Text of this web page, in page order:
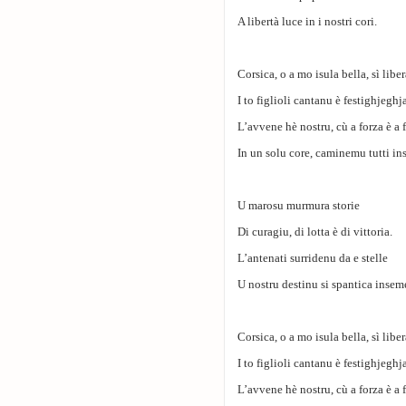
A libertà luce in i nostri cori.
Corsica, o a mo isula bella, sì
I to figlioli cantanu è
L’avvene hè nostru, cù a forza è a
In un solu core, caminemu tutti
U marosu murmura storie
Di curagiu, di lotta è di vittoria.
L’antenati surridenu da e stelle
U nostru destinu si spantica
Corsica, o a mo isula bella, sì
I to figlioli cantanu è
L’avvene hè nostru, cù a forza è a